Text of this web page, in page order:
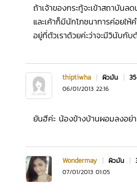
ถ้าเจ้าของกระทู้จะเข้าสถาบัน
และเค้าก็มีนักโภชนาการค่อยใ
อยู่ที่ตัวเราด้วยค่ะว่าจะมีวินับกับ
thiptiwha | ผิวมัน |
06/01/2013 22:16
ยันฮีค่ะ น้องข้างบ้านผอมลงอย่
Wondermay | ผิวมัน |
07/01/2013 01:05